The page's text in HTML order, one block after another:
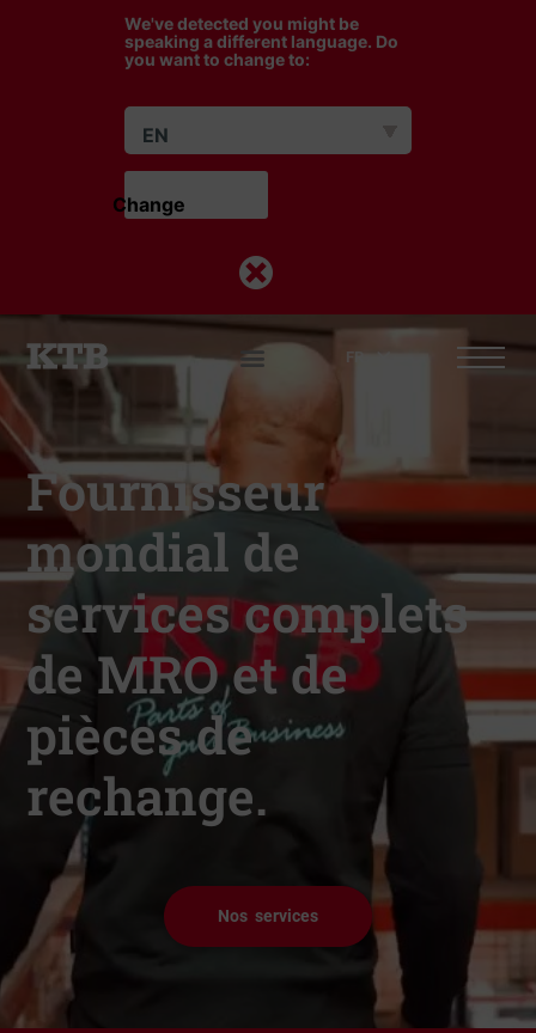
We've detected you might be
speaking a different language. Do
you want to change to:
EN
Change
FR c
Fournisseur
mondial de
services complets
de MRO et de
pièces de
rechange.
Nos services